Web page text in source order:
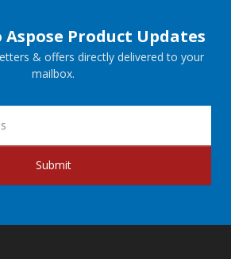
Aspose Product Updates
& offers directly delivered to your
mailbox.
Submit